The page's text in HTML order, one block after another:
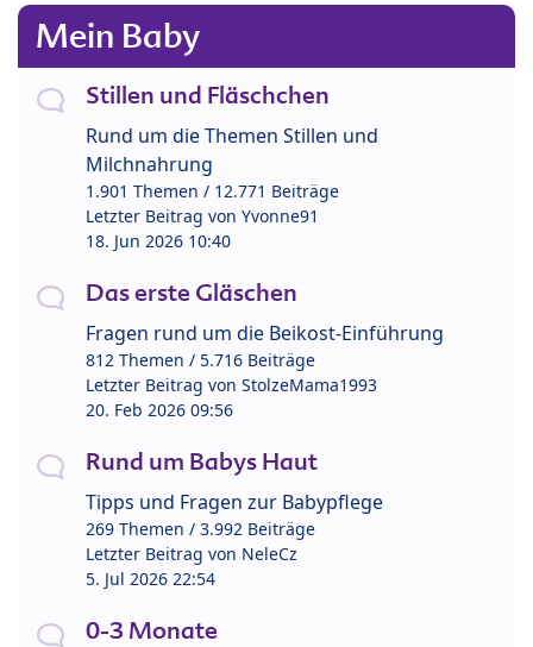
Mein Baby
Stillen und Fläschchen
Rund um die Themen Stillen und
Milchnahrung
1.901 Themen / 12.771 Beiträge
Letzter Beitrag von Yvonne91
18. Jun 2026 10:40
Das erste Gläschen
Fragen rund um die Beikost-Einführung
812 Themen / 5.716 Beiträge
Letzter Beitrag von StolzeMama1993
20. Feb 2026 09:56
Rund um Babys Haut
Tipps und Fragen zur Babypflege
269 Themen / 3.992 Beiträge
Letzter Beitrag von NeleCz
5. Jul 2026 22:54
0-3 Monate